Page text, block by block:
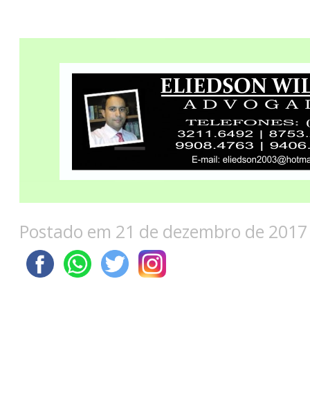
Postado em 21 de dezembro de 2017